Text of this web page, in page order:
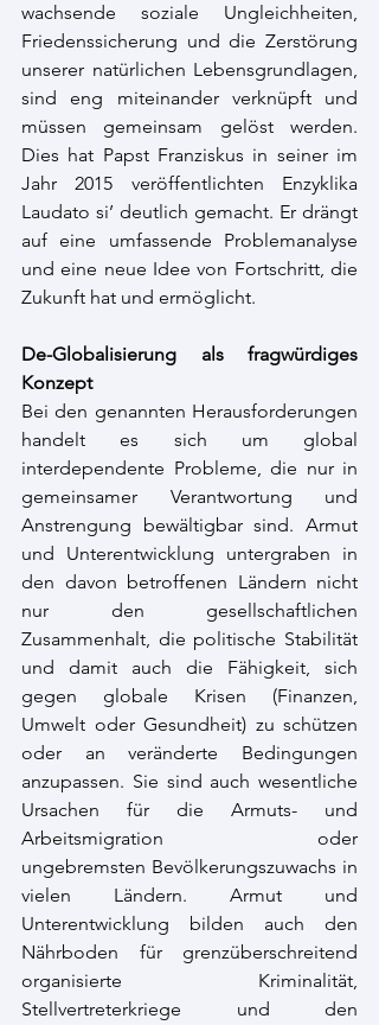
wachsende soziale Ungleichheiten,
Friedenssicherung und die Zerstörung
unserer natürlichen Lebensgrundlagen,
sind eng miteinander verknüpft und
müssen gemeinsam gelöst werden.
Dies hat Papst Franziskus in seiner im
Jahr 2015 veröffentlichten Enzyklika
Laudato si’ deutlich gemacht. Er drängt
auf eine umfassende Problemanalyse
und eine neue Idee von Fortschritt, die
Zukunft hat und ermöglicht.
De-Globalisierung als fragwürdiges
Konzept
Bei den genannten Herausforderungen
handelt es sich um global
interdependente Probleme, die nur in
gemeinsamer Verantwortung und
Anstrengung bewältigbar sind. Armut
und Unterentwicklung untergraben in
den davon betroffenen Ländern nicht
nur den gesellschaftlichen
Zusammenhalt, die politische Stabilität
und damit auch die Fähigkeit, sich
gegen globale Krisen (Finanzen,
Umwelt oder Gesundheit) zu schützen
oder an veränderte Bedingungen
anzupassen. Sie sind auch wesentliche
Ursachen für die Armuts- und
Arbeitsmigration oder
ungebremsten Bevölkerungszuwachs in
vielen Ländern. Armut und
Unterentwicklung bilden auch den
Nährboden für grenzüberschreitend
organisierte Kriminalität,
Stellvertreterkriege und den